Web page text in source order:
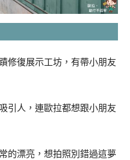
修復展示工坊，有帶小朋友
引人，連歐拉都想跟小朋友
的漂亮，想拍照別錯過這夢